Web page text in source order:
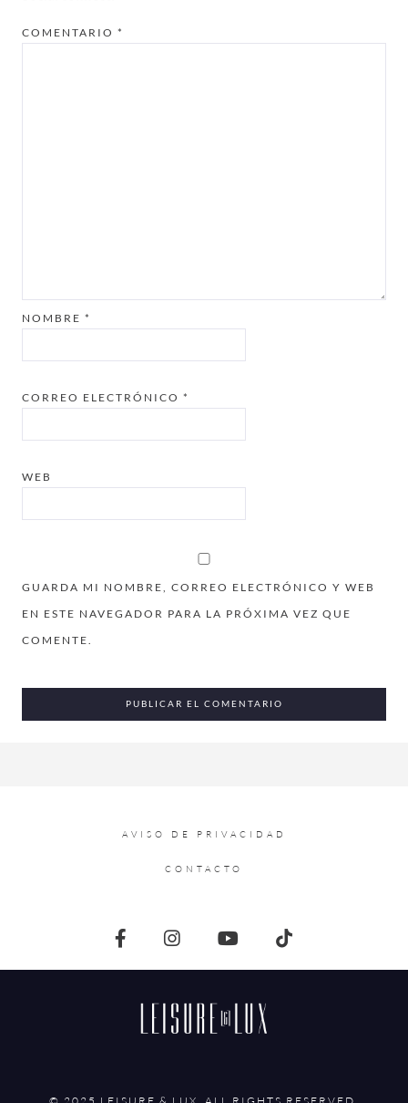
COMENTARIO *
NOMBRE *
CORREO ELECTRÓNICO *
WEB
GUARDA MI NOMBRE, CORREO ELECTRÓNICO Y WEB
EN ESTE NAVEGADOR PARA LA PRÓXIMA VEZ QUE
COMENTE.
AVISO DE PRIVACIDAD
CONTACTO